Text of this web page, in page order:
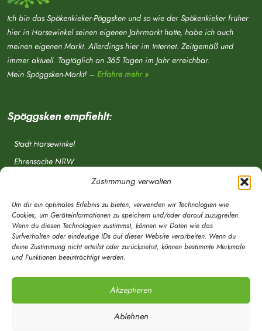
Zustimmung verwalten
Um dir ein optimales Erlebnis zu bieten, verwenden wir Technologien wie
Cookies, um Geräteinformationen zu speichern und/oder darauf zuzugreifen.
Wenn du diesen Technologien zustimmst, können wir Daten wie das
Surfverhalten oder eindeutige IDs auf dieser Website verarbeiten. Wenn du
deine Zustimmung nicht erteilst oder zurückziehst, können bestimmte Merkmale
und Funktionen beeinträchtigt werden.
Akzeptieren
Ablehnen
Ich bin das Spökenkieker-Pöggsken und so wie der Spökenkieker früher
hier in Harsewinkel seinen eigenen Jahrmarkt hatte, habe ich auch
meinen eigenen Markt. Allerdings hier im Internet. Zeitgemäß und
immer aktuell. Tagtäglich an 365 Tagen im Jahr erreichbar.
Mein Spöggsken-Markt! – Erfahre mehr »
Spöggsken empfiehlt:
Stadt Harsewinkel
Ehrensache NRW
OWL Verkehr
Greffen.de
Verkehrsverein Harsewinkel e. V.